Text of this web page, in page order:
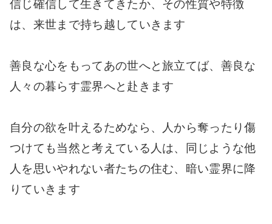
信じ確信して生きてきたか、その性質や特徴
は、来世まで持ち越していきます
善良な心をもってあの世へと旅立てば、善良な
人々の暮らす霊界へと赴きます
自分の欲を叶えるためなら、人から奪ったり傷
つけても当然と考えている人は、同じような他
人を思いやれない者たちの住む、暗い霊界に降
りていきます